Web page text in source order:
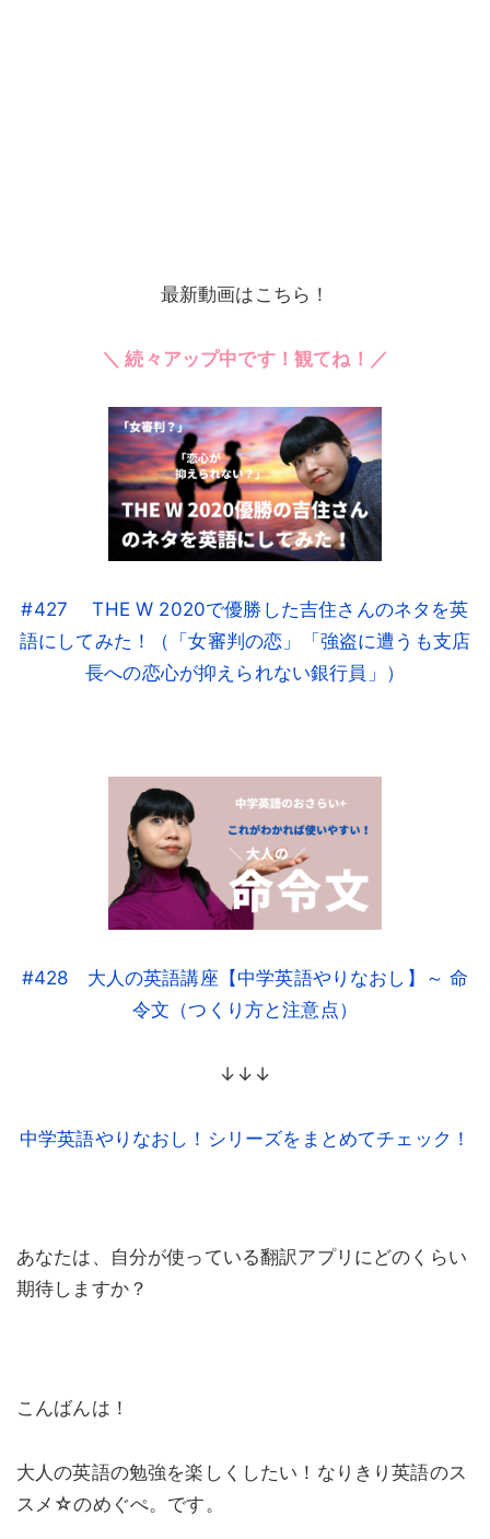
最新動画はこちら！
＼ 続々アップ中です！観てね！／
#427 THE W 2020で優勝した吉住さんのネタを英
語にしてみた！（「女審判の恋」「強盗に遭うも支店
長への恋心が抑えられない銀行員」）
#428 大人の英語講座【中学英語やりなおし】～ 命
令文（つくり方と注意点）
↓↓↓
中学英語やりなおし！シリーズをまとめてチェック！
あなたは、自分が使っている翻訳アプリにどのくらい
期待しますか？
こんばんは！
大人の英語の勉強を楽しくしたい！なりきり英語のス
スメ☆のめぐぺ。です。